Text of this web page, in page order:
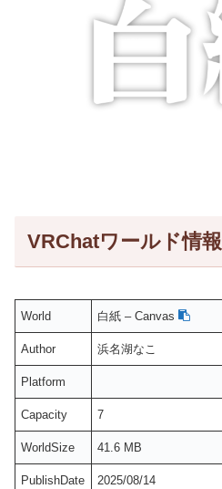
VRChatワールド情報
World 白紙 – Canvas
Author 浜名湖なこ
Platform
Capacity 7
WorldSize 41.6 MB
PublishDate 2025/08/14